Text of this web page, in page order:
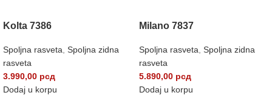
Kolta 7386
Spoljna rasveta, Spoljna zidna
rasveta
3.990,00 рсд
Dodaj u korpu
Milano 7837
Spoljna rasveta, Spoljna zidna
rasveta
5.890,00 рсд
Dodaj u korpu